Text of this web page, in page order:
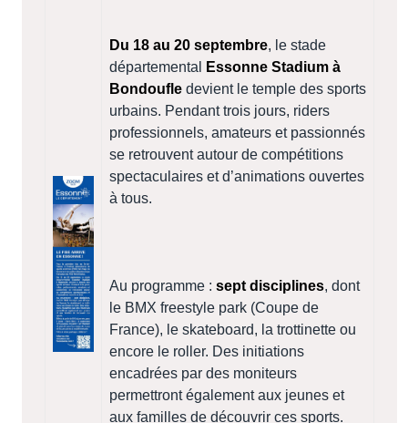
Du 18 au 20 septembre, le stade
départemental
Essonne Stadium à
Bondoufle devient le temple des sports
urbains. Pendant trois jours, riders
professionnels, amateurs et passionnés
se retrouvent autour de compétitions
spectaculaires et d’animations ouvertes
à tous.
Au programme : sept disciplines, dont
le BMX freestyle park (Coupe de
France), le skateboard, la trottinette ou
encore le roller. Des initiations
encadrées par des moniteurs
permettront également aux jeunes et
aux familles de découvrir ces sports.